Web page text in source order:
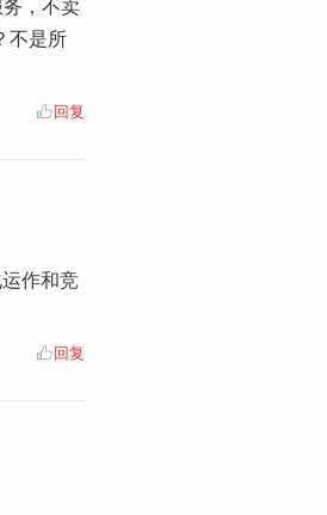
，不卖
不是所
回复
作和竞
回复